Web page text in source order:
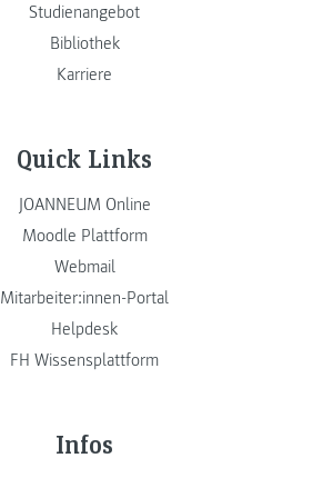
Studienangebot
Bibliothek
Karriere
Quick Links
JOANNEUM Online
Moodle Plattform
Webmail
Mitarbeiter:innen-Portal
Helpdesk
FH Wissensplattform
Infos